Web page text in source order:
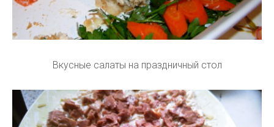
Вкусные салаты на праздничный стол